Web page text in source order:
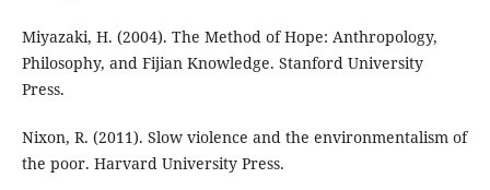
Miyazaki, H. (2004). The Method of Hope: Anthropology,
Philosophy, and Fijian Knowledge. Stanford University
Press.
Nixon, R. (2011). Slow violence and the environmentalism of
the poor. Harvard University Press.